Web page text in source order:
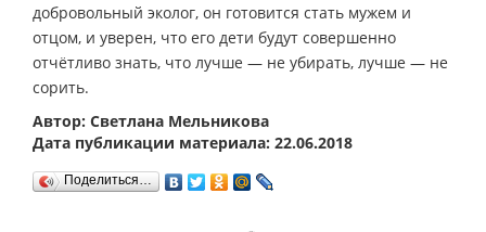
добровольный эколог, он готовится стать мужем и
отцом, и уверен, что его дети будут совершенно
отчётливо знать, что лучше — не убирать, лучше — не
сорить.
Автор: Светлана Мельникова
Дата публикации материала: 22.06.2018
Поделиться…